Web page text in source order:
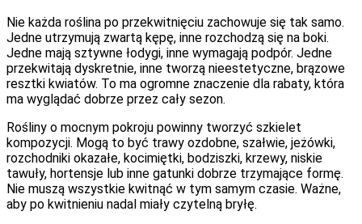
Nie każda roślina po przekwitnięciu zachowuje się tak samo.
Jedne utrzymują zwartą kępę, inne rozchodzą się na boki.
Jedne mają sztywne łodygi, inne wymagają podpór. Jedne
przekwitają dyskretnie, inne tworzą nieestetyczne, brązowe
resztki kwiatów. To ma ogromne znaczenie dla rabaty, która
ma wyglądać dobrze przez cały sezon.
Rośliny o mocnym pokroju powinny tworzyć szkielet
kompozycji. Mogą to być trawy ozdobne, szałwie, jeżówki,
rozchodniki okazałe, kocimiętki, bodziszki, krzewy, niskie
tawuły, hortensje lub inne gatunki dobrze trzymające formę.
Nie muszą wszystkie kwitnąć w tym samym czasie. Ważne,
aby po kwitnieniu nadal miały czytelną bryłę.